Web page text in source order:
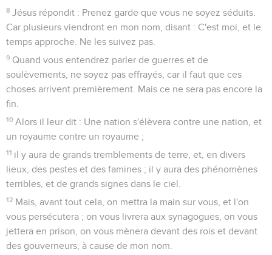
8 Jésus répondit : Prenez garde que vous ne soyez séduits.
Car plusieurs viendront en mon nom, disant : C'est moi, et le
temps approche. Ne les suivez pas.
9 Quand vous entendrez parler de guerres et de
soulèvements, ne soyez pas effrayés, car il faut que ces
choses arrivent premièrement. Mais ce ne sera pas encore la
fin.
10 Alors il leur dit : Une nation s'élèvera contre une nation, et
un royaume contre un royaume ;
11 il y aura de grands tremblements de terre, et, en divers
lieux, des pestes et des famines ; il y aura des phénomènes
terribles, et de grands signes dans le ciel.
12 Mais, avant tout cela, on mettra la main sur vous, et l'on
vous persécutera ; on vous livrera aux synagogues, on vous
jettera en prison, on vous mènera devant des rois et devant
des gouverneurs, à cause de mon nom.